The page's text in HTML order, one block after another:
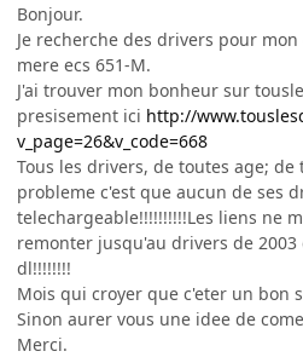
Bonjour.
Je recherche des drivers pour
mere ecs 651-M.
J'ai trouver mon bonheur sur
presisement ici http://
v_page=26&v_code=668
Tous les drivers, de toutes age;
probleme c'est que aucun de ses
telechargeable!!!!!!!!!!Les liens ne
remonter jusqu'au drivers de
dl!!!!!!!!
Mois qui croyer que c'eter un bon
Sinon aurer vous une idee de
Merci.